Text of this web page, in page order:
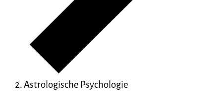
Astrologische Psychologie